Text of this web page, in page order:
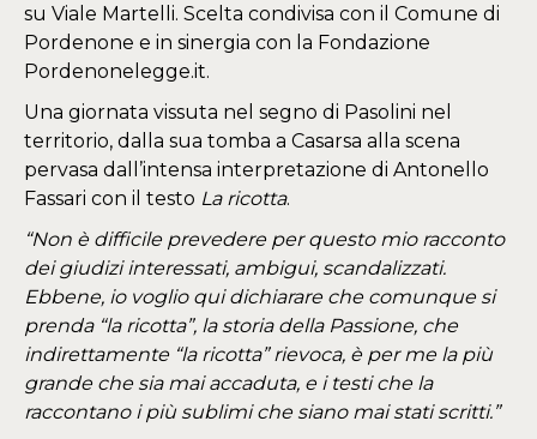
su Viale Martelli. Scelta condivisa con il Comune di
Pordenone e in sinergia con la Fondazione
Pordenonelegge.it.
Una giornata vissuta nel segno di Pasolini nel
territorio, dalla sua tomba a Casarsa alla scena
pervasa dall’intensa interpretazione di Antonello
Fassari con il testo La ricotta.
“Non è difficile prevedere per questo mio racconto
dei giudizi interessati, ambigui, scandalizzati.
Ebbene, io voglio qui dichiarare che comunque si
prenda “la ricotta”, la storia della Passione, che
indirettamente “la ricotta” rievoca, è per me la più
grande che sia mai accaduta, e i testi che la
raccontano i più sublimi che siano mai stati scritti.”